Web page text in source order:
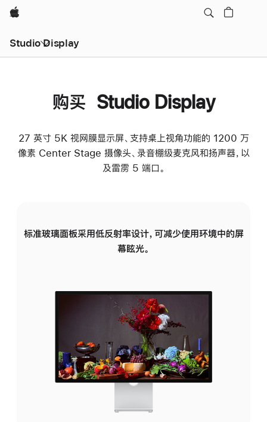
Apple
Studio Display
购买 Studio Display
27 英寸 5K 视网膜显示屏、支持桌上视角功能的 1200 万
像素 Center Stage 摄像头、录音棚级麦克风和扬声器，以
及雷雳 5 端口。
标准玻璃面板采用低反射率设计，可减少使用环境中的屏
幕眩光。